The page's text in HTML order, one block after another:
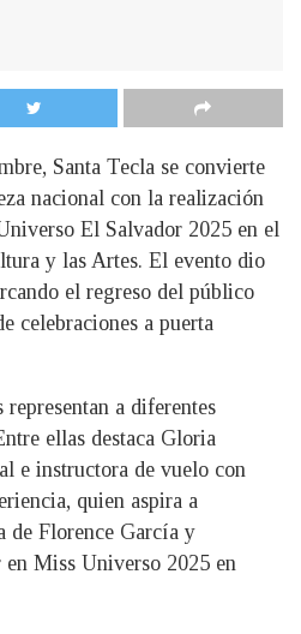
Santa Tecla se convierte
nacional con la realización
El Salvador 2025 en el
y las Artes. El evento dio
el regreso del público
celebraciones a puerta
a diferentes
ellas destaca Gloria
e instructora de vuelo con
quien aspira a
de Florence García y
en Miss Universo 2025 en